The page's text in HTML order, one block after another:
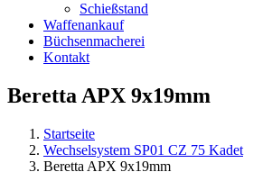
Schießstand
Waffenankauf
Büchsenmacherei
Kontakt
Beretta APX 9x19mm
Startseite
Wechselsystem SP01 CZ 75 Kadet
Beretta APX 9x19mm